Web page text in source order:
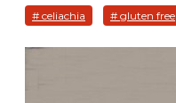
# celiachia # gluten free